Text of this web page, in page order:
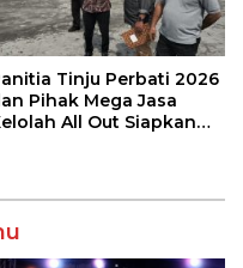
Tinju Perbati 2026
Pihak Mega Jasa
All Out Siapkan